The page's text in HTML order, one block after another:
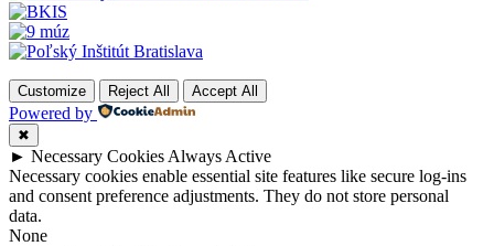
Customize Reject All Accept All
Powered by
✖
► Necessary Cookies Always Active
Necessary cookies enable essential site features like secure log-ins
and consent preference adjustments. They do not store personal
data.
None